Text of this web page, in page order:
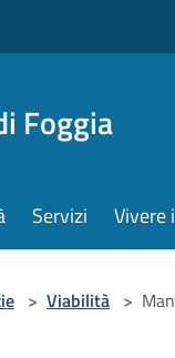
Foggia
Servizi Vivere
> Viabilità >